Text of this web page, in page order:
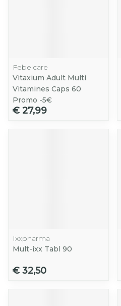
Febelcare
Vitaxium Adult Multi
Vitamines Caps 60
Promo -5€
€ 27,99
Ixxpharma
Mult-ixx Tabl 90
€ 32,50